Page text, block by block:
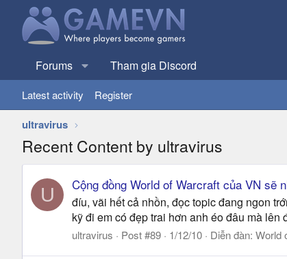
Forums Tham gia Discord
Latest activity Register
ultravirus
Recent Content by ultravirus
U Cộng đồng World of Warcraft của VN sẽ
đíu, vãi hết cả nhồn, đọc topic đang ngon
kỹ đi em có đẹp trai hơn anh éo đâu mà lên
ultravirus Post #89 1/12/10 Diễn đàn: World